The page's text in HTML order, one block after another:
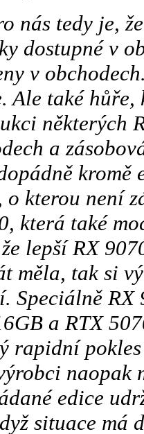
nás tedy je,
dostupné v
v
Ale také
některých
a
kromě
o kterou není
která také
lepší RX
měla, tak si
Speciálně RX
a RTX
rapidní
naopak
edice
situace má